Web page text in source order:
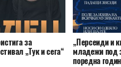
за
„Тук и сега“
„Персеиди и
младежи под
поредна